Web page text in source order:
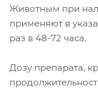
Животным при
применяют в
раз в 48-72 часа.
Дозу препарата,